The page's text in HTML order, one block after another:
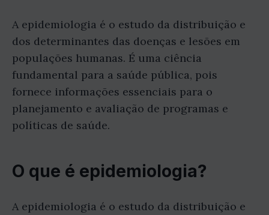
A epidemiologia é o estudo da distribuição e
dos determinantes das doenças e lesões em
populações humanas. É uma ciência
fundamental para a saúde pública, pois
fornece informações essenciais para o
planejamento e avaliação de programas e
políticas de saúde.
O que é epidemiologia?
A epidemiologia é o estudo da distribuição e